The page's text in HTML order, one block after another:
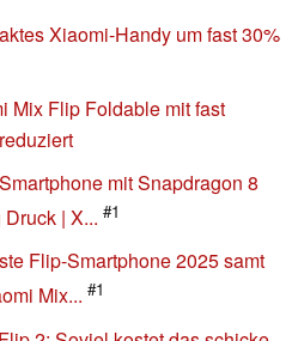
Xiaomi-Handy um fast 30%
Mix Flip Foldable mit fast
mit Snapdragon 8
| X... #1
Flip-Smartphone 2025 samt
Mix... #1